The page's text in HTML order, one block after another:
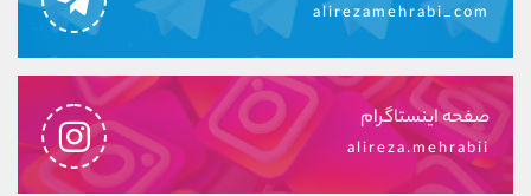
alirezamehrabi_com
صفحه اینستاگرام
alireza.mehrabii